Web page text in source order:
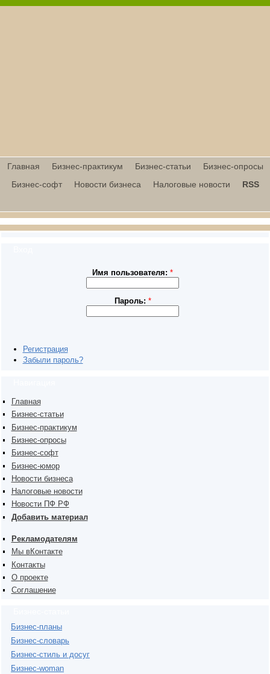
Главная Бизнес-практикум Бизнес-статьи
Бизнес-опросы
Бизнес-софт
Новости бизнеса Налоговые новости RSS
Имя пользователя:*
Пароль: *
Регистрация
Забыли пароль?
Главная
Бизнес-статьи
Бизнес-практикум
Бизнес-опросы
Бизнес-софт
Бизнес-юмор
Новости бизнеса
Налоговые новости
Новости ПФ РФ
Добавить материал
Рекламодателям
Мы вКонтакте
Контакты
О проекте
Соглашение
Бизнес-планы
Бизнес-словарь
Бизнес-стиль и досуг
Бизнес-woman